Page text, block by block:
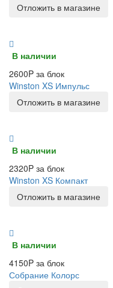
Отложить в магазине
В наличии
2600P за блок
Winston XS Импульс
Отложить в магазине
В наличии
2320P за блок
Winston XS Компакт
Отложить в магазине
В наличии
4150P за блок
Собрание Колорс